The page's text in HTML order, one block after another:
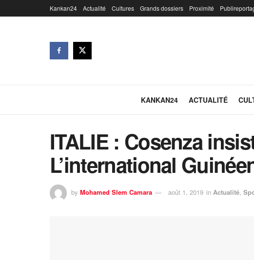
Kankan24 Actualité Cultures Grands dossiers Proximité
KANKAN24 ACTUALITÉ
ITALIE : Cosenza
L’international
by Mohamed Slem Camara août 1, 2019 in Actualité,